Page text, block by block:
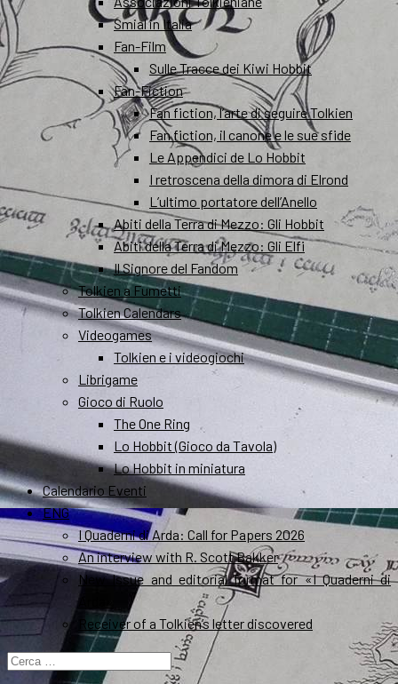
Smial in Italia
Fan-Film
Sulle Tracce dei Kiwi Hobbit
Fan-Fiction
Fan fiction, l’arte di seguire Tolkien
Fan fiction, il canone e le sue sfide
Le Appendici de Lo Hobbit
I retroscena della dimora di Elrond
L’ultimo portatore dell’Anello
Abiti della Terra di Mezzo: Gli Hobbit
Abiti della Terra di Mezzo: Gli Elfi
Il Signore del Fandom
Tolkien a Fumetti
Tolkien Calendars
Videogames
Tolkien e i videogiochi
Librigame
Gioco di Ruolo
The One Ring
Lo Hobbit (Gioco da Tavola)
Lo Hobbit in miniatura
Calendario Eventi
ENG
I Quaderni di Arda: Call for Papers 2026
An interview with R. Scott Bakker
New Issue and editorial format for «I Quaderni di
Arda»
Receiver of a Tolkien’s letter discovered
Ricerca